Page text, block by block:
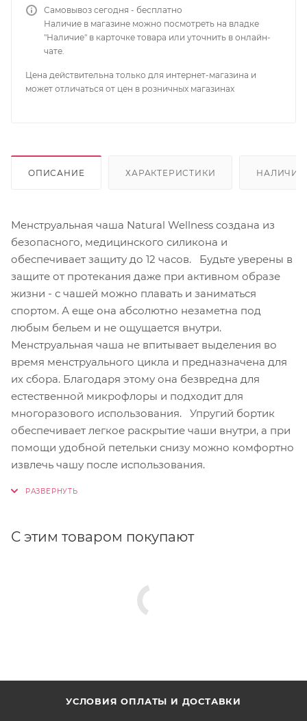
Самовывоз сегодня - бесплатно
Наличие в магазине можно посмотреть на владке
"Наличие" в карточке товара или уточнить в онлайн-
чате.
Цена действительна только для интернет-магазина и
может отличаться от цен в розничных магазинах
ОПИСАНИЕ ХАРАКТЕРИСТИКИ НАЛИЧИЕ
Менструальная чаша Natural Wellness создана из
безопасного, медицинского силикона и
обеспечивает защиту до 12 часов. Будьте уверены в
защите от протекания даже при активном образе
жизни - с чашей можно плавать и заниматься
спортом. А еще она абсолютно незаметна под
любым бельем и не ощущается внутри.
Менструальная чаша не впитывает выделения во
время менструального цикла и предназначена для
их сбора. Благодаря этому она безвредна для
естественной микрофлоры и подходит для
многоразового использования. Упругий бортик
обеспечивает легкое раскрытие чаши внутри, а при
помощи удобной петельки снизу можно комфортно
извлечь чашу после использования.
С этим товаром покупают
УСЛОВИЯ ОПЛАТЫ И ДОСТАВКИ